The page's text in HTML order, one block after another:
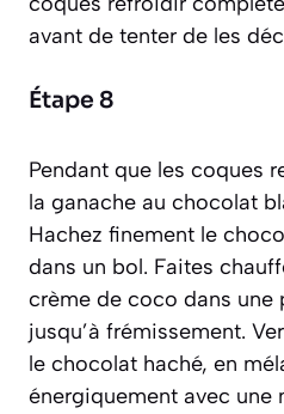
avant de tenter de les
Étape 8
Pendant que les coques
la ganache au chocolat
Hachez finement le
dans un bol. Faites
crème de coco dans une
jusqu’à frémissement.
le chocolat haché, en
énergiquement avec une